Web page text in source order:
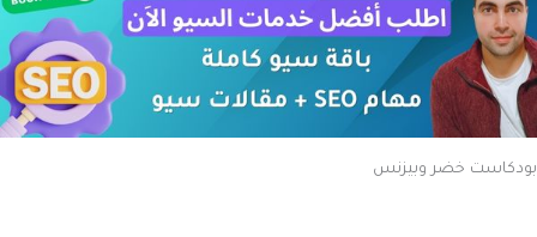
بودكاست خضر وبيزنس